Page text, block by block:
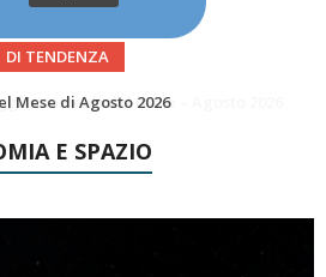
DI TENDENZA
del mese – Agosto 2026
Agosto: LA 10P/TEMPEL AL PERIELIO
E SPAZIO